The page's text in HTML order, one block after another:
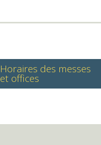
Horaires des messes
et offices